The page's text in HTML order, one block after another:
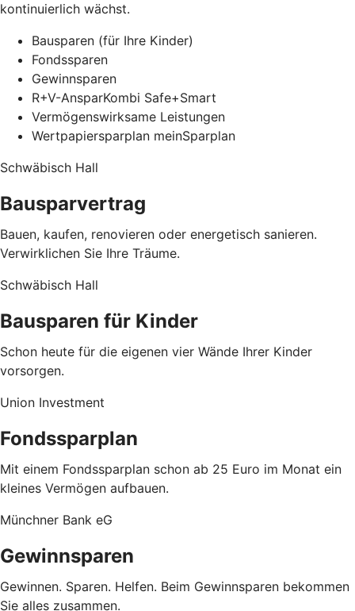
kontinuierlich wächst.
Bausparen (für Ihre Kinder)
Fondssparen
Gewinnsparen
R+V-AnsparKombi Safe+Smart
Vermögenswirksame Leistungen
Wertpapiersparplan meinSparplan
Schwäbisch Hall
Bausparvertrag
Bauen, kaufen, renovieren oder energetisch sanieren.
Verwirklichen Sie Ihre Träume.
Schwäbisch Hall
Bausparen für Kinder
Schon heute für die eigenen vier Wände Ihrer Kinder
vorsorgen.
Union Investment
Fondssparplan
Mit einem Fondssparplan schon ab 25 Euro im Monat ein
kleines Vermögen aufbauen.
Münchner Bank eG
Gewinnsparen
Gewinnen. Sparen. Helfen. Beim Gewinnsparen bekommen
Sie alles zusammen.